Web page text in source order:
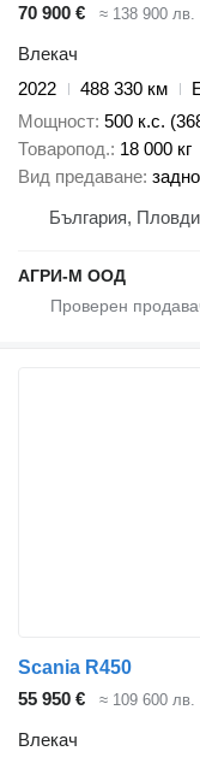
70 900 €
≈ 138 900 лв.
Влекач
2022
488 330 км
Мощност 500 к.с.
Товаропод. 18 000 кг
Вид предаване
България,
АГРИ-М ООД
Scania R450
55 950 €
≈ 109 600 лв.
Влекач